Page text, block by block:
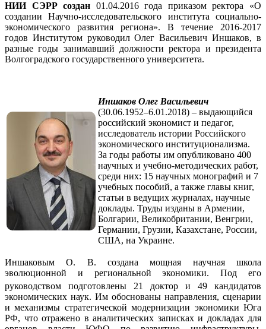
НИИ СЭРР создан 01.04.2016 года приказом ректора «О
создании Научно-исследовательского института социально-
экономического развития региона». В течение 2016-2017
годов Институтом руководил Олег Васильевич Иншаков, в
разные годы занимавший должности ректора и президента
Волгоградского государственного университета.
Иншаков Олег Васильевич
(30.06.1952–6.01.2018) – выдающийся
российский экономист и педагог,
исследователь истории Российского
экономического институционализма.
За годы работы им опубликовано 400
научных и учебно-методических работ,
среди них: 15 научных монографий и 7
учебных пособий, а также главы книг,
статьи в ведущих журналах, научные
доклады. Труды изданы в Армении,
Болгарии, Великобритании, Венгрии,
Германии, Грузии, Казахстане, России,
США, на Украине.
Иншаковым О. В. создана мощная научная школа
эволюционной и региональной экономики. Под его
руководством подготовлены 21
доктор и 49 кандидатов
экономических наук. Им обоснованы направления, сценарии
и механизмы стратегической модернизации экономики Юга
РФ, что отражено в аналитических записках и докладах для